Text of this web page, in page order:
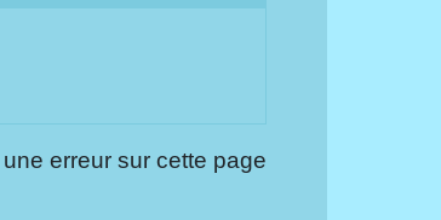
erreur sur cette page